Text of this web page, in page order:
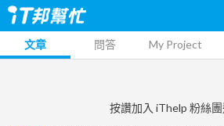
文章 問答 My Project
按讚加入 iThelp 粉絲